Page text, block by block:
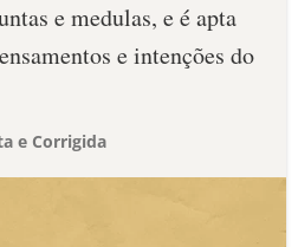
e medulas, e é apta
e intenções do
e Corrigida